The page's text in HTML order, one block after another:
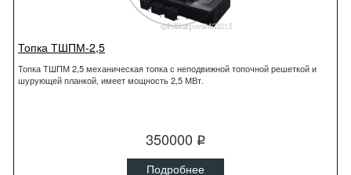
Топка ТШПМ-2,5
Топка ТШПМ 2,5 механическая топка с неподвижной топочной решеткой и
шурующей планкой, имеет мощность 2,5 МВт.
350000 q
Подробнее